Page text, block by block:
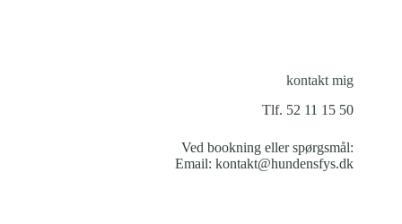
kontakt mig
Tlf. 52 11 15 50
Ved bookning eller spørgsmål:
Email:kontakt@hundensfys.dk